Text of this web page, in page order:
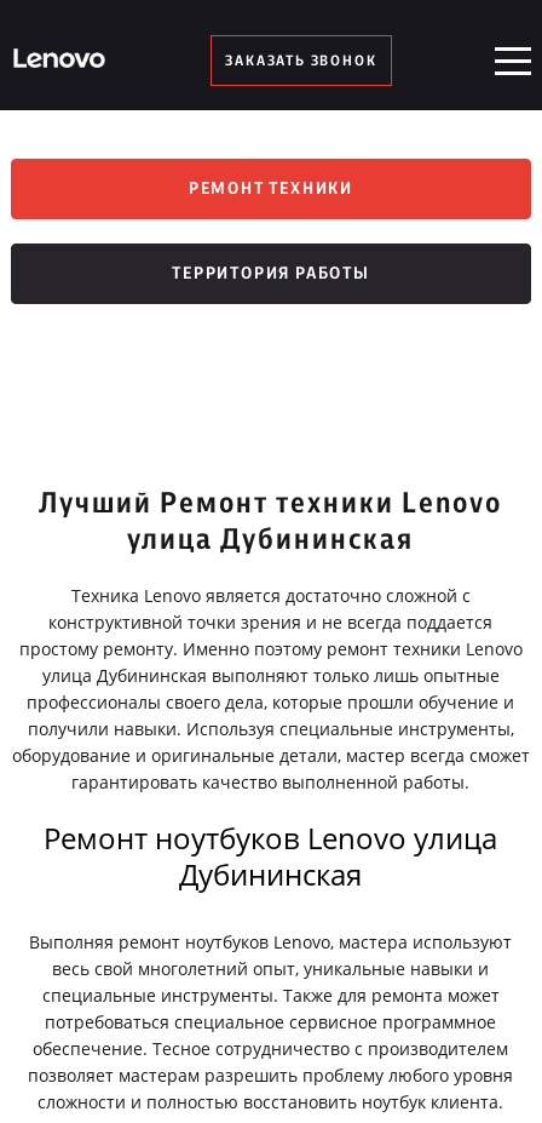
ЗАКАЗАТЬ ЗВОНОК
РЕМОНТ ТЕХНИКИ
ТЕРРИТОРИЯ РАБОТЫ
Лучший Ремонт техники Lenovo
улица Дубининская
Техника Lenovo является достаточно сложной с
конструктивной точки зрения и не всегда поддается
простому ремонту. Именно поэтому ремонт техники Lenovo
улица Дубининская выполняют только лишь опытные
профессионалы своего дела, которые прошли обучение и
получили навыки. Используя специальные инструменты,
оборудование и оригинальные детали, мастер всегда сможет
гарантировать качество выполненной работы.
Ремонт ноутбуков Lenovo улица
Дубининская
Выполняя ремонт ноутбуков Lenovo, мастера используют
весь свой многолетний опыт, уникальные навыки и
специальные инструменты. Также для ремонта может
потребоваться специальное сервисное программное
обеспечение. Тесное сотрудничество с производителем
позволяет мастерам разрешить проблему любого уровня
сложности и полностью восстановить ноутбук клиента.